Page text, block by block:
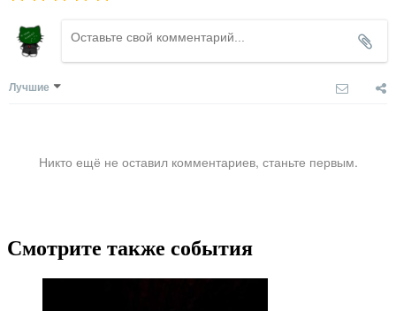
Лучшие
Никто ещё не оставил комментариев, станьте первым.
Смотрите также события